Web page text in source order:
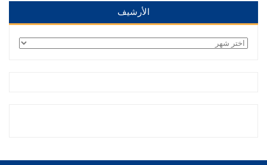
الأرشيف
الأرشيف